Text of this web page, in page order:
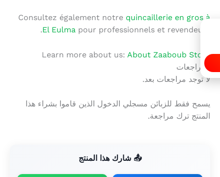
Consultez également notre quincaillerie en gros à
El Eulma pour professionnels et revendeurs.
Learn more about us: About Zaaboub Store
المراجعات
لا توجد مراجعات بعد.
يسمح فقط للزبائن مسجلي الدخول الذين قاموا بشراء هذا
المنتج ترك مراجعة.
📤 شارك هذا المنتج